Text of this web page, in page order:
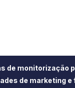
de monitorização
de marketing